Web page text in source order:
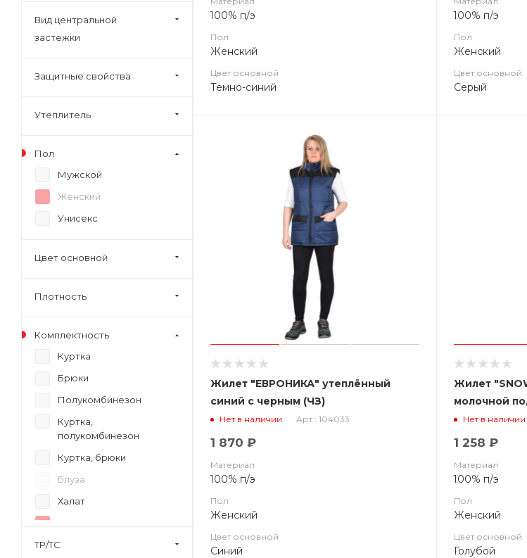
100% п/э
Пол
Женский
Цвет основной
Темно-синий
100% п/э
Пол
Женский
Цвет основной
Серый
Жилет "ЕВРОНИКА" утеплённый
синий с черным (ЧЗ)
Нет в наличии Арт.: 104033
1 870 ₽
Материал
100% п/э
Пол
Женский
Цвет основной
Синий
Жилет
Нет в наличии
1 258 ₽
Материал
100% п/э
Пол
Женский
Цвет основной
Голубой
Вид центральной
застежки
Защитные свойства
Утеплитель
Пол
Мужской
Женский
Унисекс
Цвет основной
Плотность
Комплектность
Куртка
Брюки
Полукомбинезон
Куртка,
полукомбинезон
Куртка, брюки
Блуза
Халат
Толстовка
ТР/ТС